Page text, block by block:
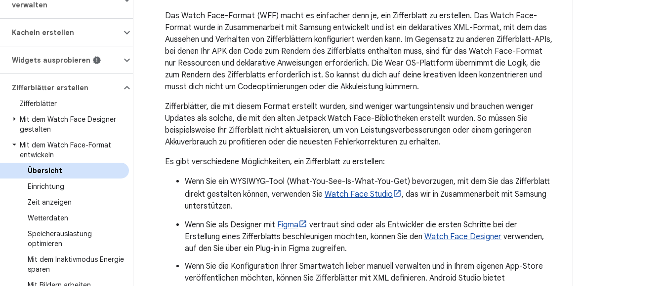
verwalten
Kacheln erstellen
Widgets ausprobieren
Zifferblätter erstellen
Zifferblätter
Mit dem Watch Face Designer
gestalten
Mit dem Watch Face-Format
entwickeln
Übersicht
Einrichtung
Zeit anzeigen
Wetterdaten
Speicherauslastung
optimieren
Mit dem Inaktivmodus Energie
sparen
Das Watch Face-Format (WFF) macht es einfacher denn je, ein Zifferblatt zu erstellen. Das Watch Face-
Format wurde in Zusammenarbeit mit Samsung entwickelt und ist ein deklaratives XML-Format, mit dem das
Aussehen und Verhalten von Zifferblättern konfiguriert werden kann. Im Gegensatz zu anderen Zifferblatt-APIs,
bei denen Ihr APK den Code zum Rendern des Zifferblatts enthalten muss, sind für das Watch Face-Format
nur Ressourcen und deklarative Anweisungen erforderlich. Die Wear OS-Plattform übernimmt die Logik, die
zum Rendern des Zifferblatts erforderlich ist. So kannst du dich auf deine kreativen Ideen konzentrieren und
musst dich nicht um Codeoptimierungen oder die Akkuleistung kümmern.
Zifferblätter, die mit diesem Format erstellt wurden, sind weniger wartungsintensiv und brauchen weniger
Updates als solche, die mit den alten Jetpack Watch Face-Bibliotheken erstellt wurden. So müssen Sie
beispielsweise Ihr Zifferblatt nicht aktualisieren, um von Leistungsverbesserungen oder einem geringeren
Akkuverbrauch zu profitieren oder die neuesten Fehlerkorrekturen zu erhalten.
Es gibt verschiedene Möglichkeiten, ein Zifferblatt zu erstellen:
Wenn Sie ein WYSIWYG-Tool (What-You-See-Is-What-You-Get) bevorzugen, mit dem Sie das Zifferblatt
direkt gestalten können, verwenden Sie Watch Face Studio
, das wir in Zusammenarbeit mit Samsung
unterstützen.
Wenn Sie als Designer mit Figma
vertraut sind oder als Entwickler die ersten Schritte bei der
Erstellung eines Zifferblatts beschleunigen möchten, können Sie den Watch Face Designer verwenden,
auf den Sie über ein Plug-in in Figma zugreifen.
Wenn Sie die Konfiguration Ihrer Smartwatch lieber manuell verwalten und in Ihrem eigenen App-Store
veröffentlichen möchten, können Sie Zifferblätter mit XML definieren. Android Studio bietet